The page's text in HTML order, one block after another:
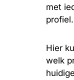
met
Hier
welk